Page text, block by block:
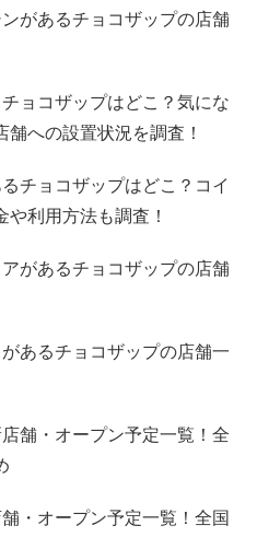
があるチョコザップの店舗
ョコザップはどこ？気にな
への設置状況を調査！
チョコザップはどこ？コイ
利用方法も調査！
があるチョコザップの店舗
あるチョコザップの店舗一
舗・オープン予定一覧！全
・オープン予定一覧！全国